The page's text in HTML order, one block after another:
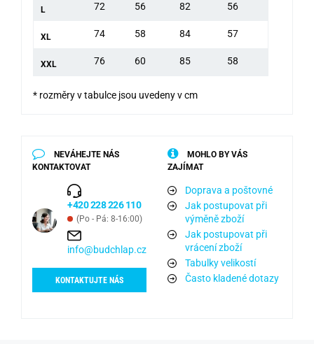
L 72 56 82 56
XL 74 58 84 57
XXL 76 60 85 58
* rozměry v tabulce jsou uvedeny v cm
NEVÁHEJTE NÁS
KONTAKTOVAT
+420 228 226 110
(Po - Pá: 8-16:00)
info@budchlap.cz
KONTAKTUJTE NÁS
MOHLO BY VÁS
ZAJÍMAT
Doprava a poštovné
Jak postupovat při
výměně zboží
Jak postupovat při
vrácení zboží
Tabulky velikostí
Často kladené dotazy